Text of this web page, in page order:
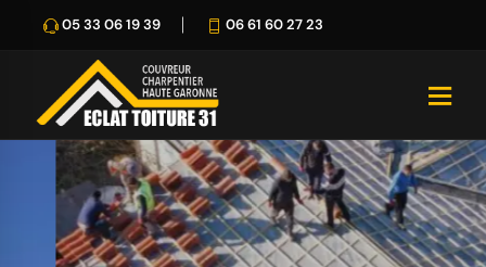
05 33 06 19 39 06 61 60 27 23